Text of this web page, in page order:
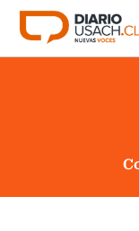
Click acá para ir